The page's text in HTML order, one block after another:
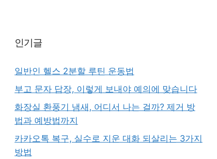
인기글
일반인 헬스 2분할 루틴 운동법
부고 문자 답장, 이렇게 보내야 예의에 맞습니다
화장실 환풍기 냄새, 어디서 나는 걸까? 제거 방
법과 예방법까지
카카오톡 복구, 실수로 지운 대화 되살리는 3가지
방법